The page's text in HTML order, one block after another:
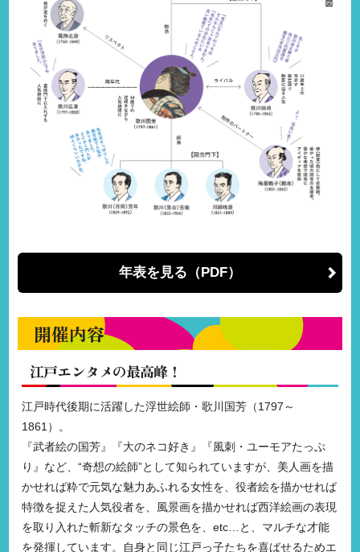
年表を見る（PDF）
開催内容
江戸エンタメの最高峰！
江戸時代後期に活躍した浮世絵師・歌川国芳（1797～
1861）。
『武者絵の国芳』『大のネコ好き』『風刺・ユーモアたっぷ
り』など、“奇想の絵師”として知られていますが、美人画を描
かせれば粋で元気な魅力あふれる女性を、役者絵を描かせれば
特徴を捉えた人気役者を、風景画を描かせれば西洋絵画の表現
を取り入れた斬新なタッチの景色を、etc…と、マルチな才能
を発揮しています。自身と同じ江戸っ子たちを喜ばせるためエ